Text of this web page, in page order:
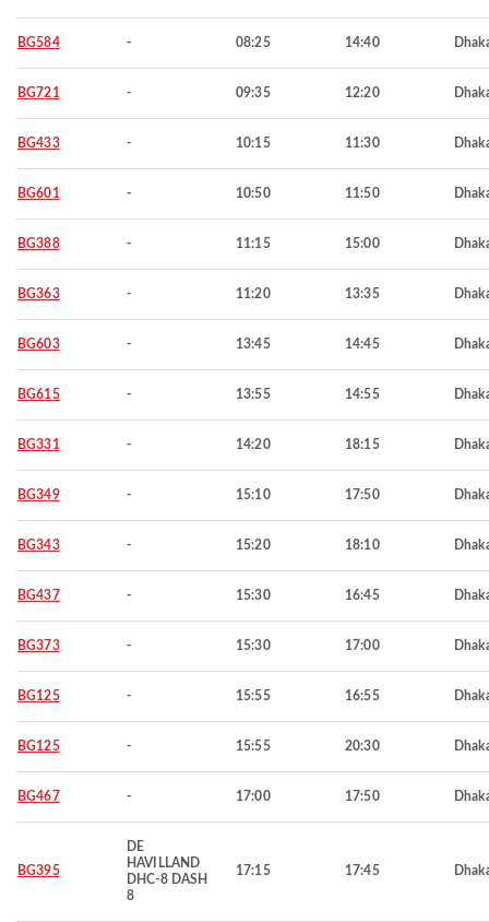
BG584 - 08:25 14:40
BG721 - 09:35 12:20
BG433 - 10:15 11:30
BG601 - 10:50 11:50
BG388 - 11:15 15:00
BG363 - 11:20 13:35
BG603 - 13:45 14:45
BG615 - 13:55 14:55
BG331 - 14:20 18:15
BG349 - 15:10 17:50
BG343 - 15:20 18:10
BG437 - 15:30 16:45
BG373 - 15:30 17:00
BG125 - 15:55 16:55
BG125 - 15:55 20:30
BG467 - 17:00 17:50
BG395
DE
HAVILLAND
DHC-8 DASH
8
17:15 17:45